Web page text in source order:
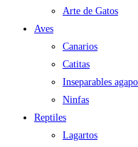
Arte de Gatos
Aves
Canarios
Catitas
Inseparables
Ninfas
Reptiles
Lagartos